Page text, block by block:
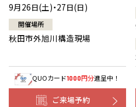
9月26日(土)・27日(日)
開催場所
秋田市外旭川構造現場
QUOカード1000円分進呈中！
ご来場予約